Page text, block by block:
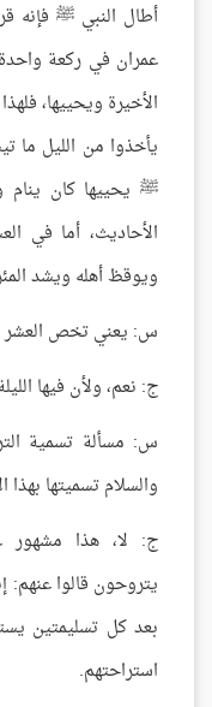
أطال النبي ﷺ فإنه
عمران في ركعة
الأخيرة ويحييها،
يأخذوا من الليل ما
ﷺ يحييها كان
الأحاديث، أما في
ويوقظ أهله ويشد
س: يعني تخص العشر
ج: نعم، ولأن فيها
س: مسألة تسمية
والسلام تسميتها بهذا
ج: لا، هذا مشهور
يتروحون قالوا عنهم:
بعد كل تسليمتين
استراحتهم.